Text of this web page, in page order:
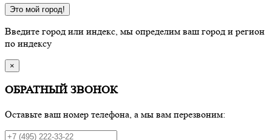
Это мой город!
Введите город или индекс, мы определим ваш город и регион
по индексу
×
ОБРАТНЫЙ ЗВОНОК
Оставьте ваш номер телефона, а мы вам перезвоним: